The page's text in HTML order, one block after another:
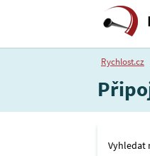
Rychlost.cz
Vyhledat